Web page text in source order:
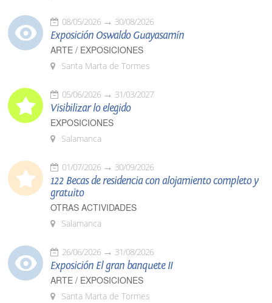
08/05/2026 30/08/2026
Exposición Oswaldo Guayasamín
ARTE / EXPOSICIONES
Santa Marta de Tormes
05/06/2026 31/03/2027
Visibilizar lo elegido
EXPOSICIONES
Salamanca
01/07/2026 30/09/2026
122 Becas de residencia con alojamiento completo y
gratuito
OTRAS ACTIVIDADES
Salamanca
26/06/2026 31/08/2026
Exposición El gran banquete II
ARTE / EXPOSICIONES
Santa Marta de Tormes